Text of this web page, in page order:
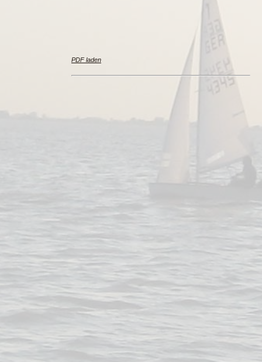
PDF laden